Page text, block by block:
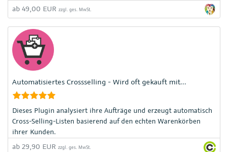
ab 49,00 EUR zzgl. ges. MwSt.
Automatisiertes Crossselling - Wird oft gekauft mit...
Dieses Plugin analysiert ihre Aufträge und erzeugt automatisch
Cross-Selling-Listen basierend auf den echten Warenkörben
ihrer Kunden.
ab 29,90 EUR zzgl. ges. MwSt.